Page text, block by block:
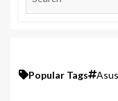
Popular Tags